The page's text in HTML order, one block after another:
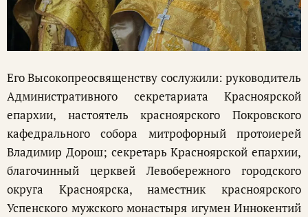
Его Высокопреосвященству сослужили: руководитель
Административного секретариата Красноярской
епархии, настоятель красноярского Покровского
кафедрального собора митрофорный протоиерей
Владимир Дорош; секретарь Красноярской епархии,
благочинный церквей Левобережного городского
округа Красноярска, наместник красноярского
Успенского мужского монастыря игумен Иннокентий